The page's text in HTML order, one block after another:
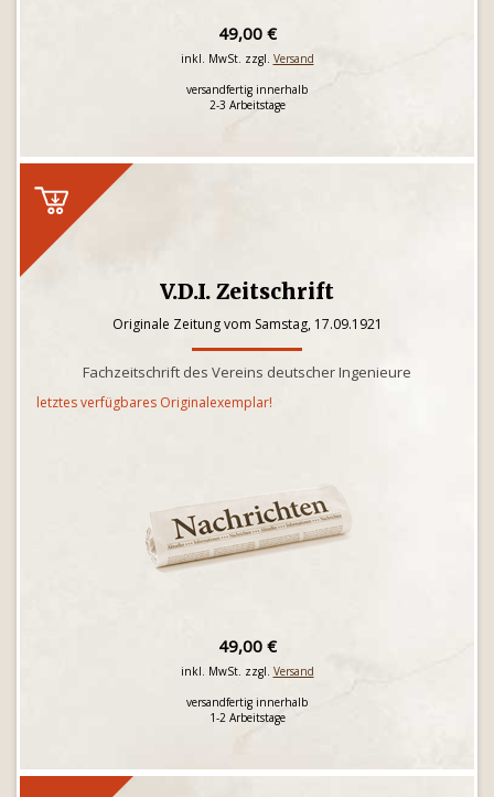
49,00 €
inkl. MwSt. zzgl. Versand
versandfertig innerhalb
2-3 Arbeitstage
V.D.I. Zeitschrift
Originale Zeitung vom Samstag, 17.09.1921
Fachzeitschrift des Vereins deutscher Ingenieure
letztes verfügbares Originalexemplar!
49,00 €
inkl. MwSt. zzgl. Versand
versandfertig innerhalb
1-2 Arbeitstage